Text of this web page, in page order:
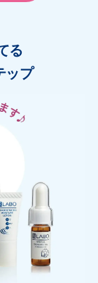
る
ップ